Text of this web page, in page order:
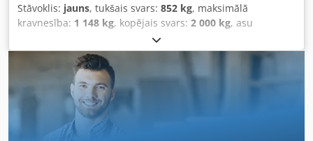
Stāvoklis: jauns, tukšais svars: 852 kg, maksimālā
kravnesība: 1 148 kg, kopējais svars: 2 000 kg, asu
, krautuves garums:
iekraušanas vietas platums:1 600 mm, iekraušanas telpas
1 900 mm
pelēks, būvniecības augstums: 2 470 mm
, darba
platums:
2 050 mm,